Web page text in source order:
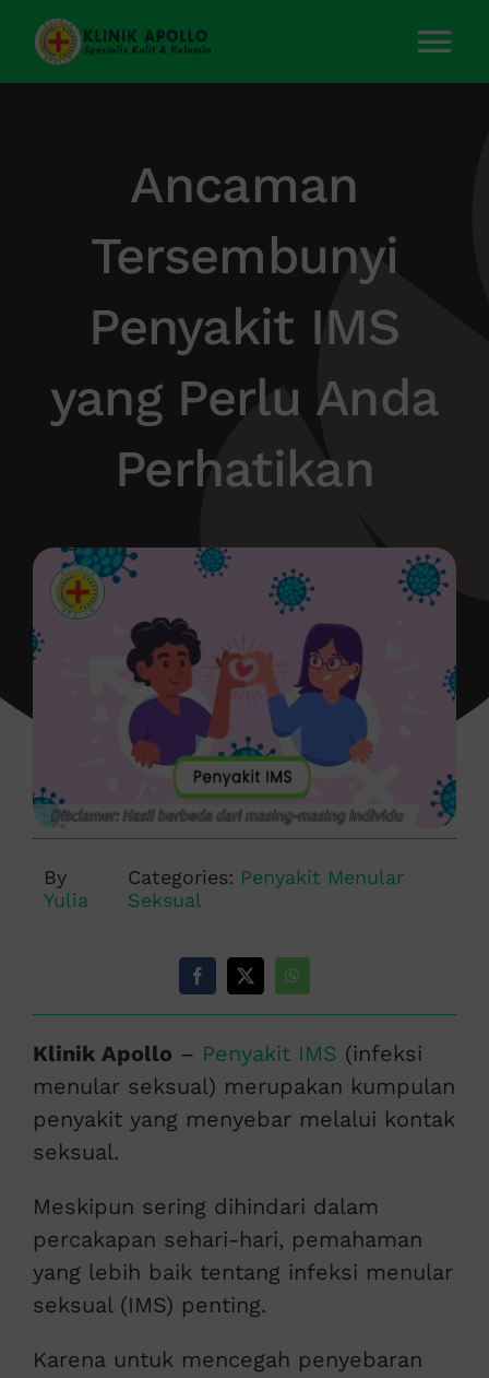
Skip
content
Tentang Kami
Kontak Kami
Ancaman
Tersembunyi
Penyakit IMS
yang Perlu Anda
Perhatikan
By
Yulia
Categories: Penyakit Menular
Seksual
Klinik Apollo – Penyakit IMS (infeksi
menular seksual) merupakan kumpulan
penyakit yang menyebar melalui kontak
seksual.
Meskipun sering dihindari dalam
percakapan sehari-hari, pemahaman
yang lebih baik tentang infeksi menular
seksual (IMS) penting.
Karena untuk mencegah penyebaran